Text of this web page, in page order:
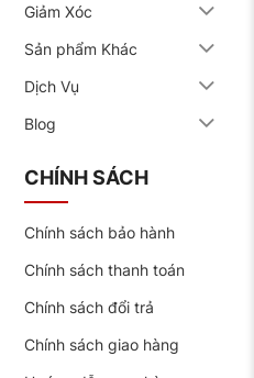
Giảm Xóc
Sản phẩm Khác
Dịch Vụ
Blog
CHÍNH SÁCH
Chính sách bảo hành
Chính sách thanh toán
Chính sách đổi trả
Chính sách giao hàng